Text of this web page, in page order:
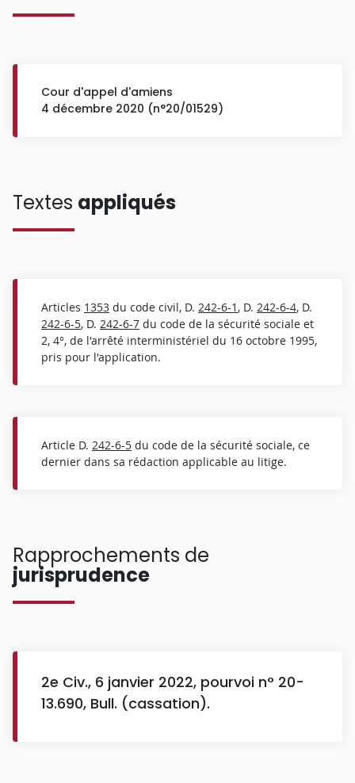
Cour d'appel d'amiens
4 décembre 2020 (n°20/01529)
Textes appliqués
Articles 1353 du code civil, D. 242-6-1 , D. 242-6-4, D.
242-6-5, D. 242-6-7 du code de la sécurité sociale et
2, 4°, de l'arrêté interministériel du 16 octobre 1995,
pris pour l'application.
Article D. 242-6-5 du code de la sécurité sociale, ce
dernier dans sa rédaction applicable au litige.
Rapprochements de
jurisprudence
2e Civ., 6 janvier 2022, pourvoi n° 20-
13.690, Bull. (cassation).